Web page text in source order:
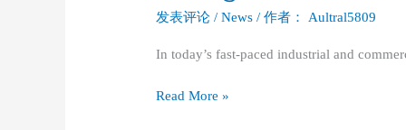
发表评论 /News / 作者： Aultral5809
In today’s fast-paced industrial and
Fully
Balers:
Ultimate
Read More »